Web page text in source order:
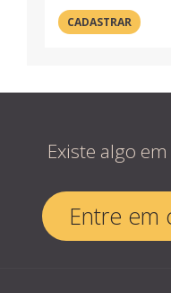
Existe algo
Entre em